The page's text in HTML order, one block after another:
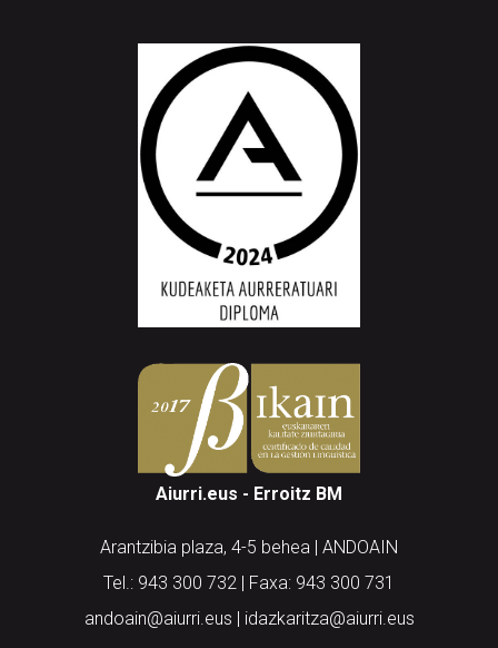
Aiurri.eus - Erroitz BM
Arantzibia plaza, 4-5 behea | ANDOAIN
Tel.: 943 300 732 | Faxa: 943 300 731
andoain@aiurri.eus | idazkaritza@aiurri.eus